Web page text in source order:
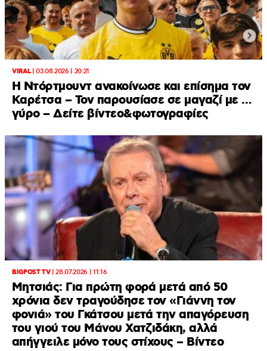
VIRAL|03.08.2026 | 20:21
Η Ντόρτμουντ ανακοίνωσε και επίσημα τον
Καρέτσα – Τον παρουσίασε σε μαγαζί με …
γύρο – Δείτε βίντεο&φωτογραφίες
BIGPOST TV|28.07.2026 | 11:16
Μητσιάς: Για πρώτη φορά μετά από 50
χρόνια δεν τραγούδησε τον «Γιάννη τον
φονιά» του Γκάτσου μετά την απαγόρευση
του γιού του Μάνου Χατζιδάκη, αλλά
απήγγειλε μόνο τους στίχους – Βίντεο